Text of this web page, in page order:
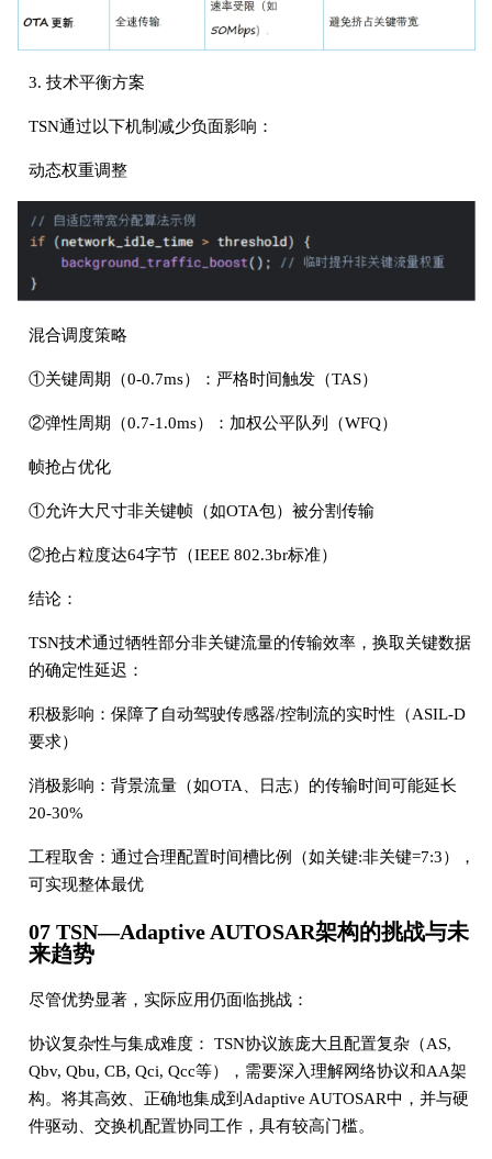
3. 技术平衡方案
TSN通过以下机制减少负面影响：
动态权重调整
混合调度策略
①关键周期（0-0.7ms）：严格时间触发（TAS）
②弹性周期（0.7-1.0ms）：加权公平队列（WFQ）
帧抢占优化
①允许大尺寸非关键帧（如OTA包）被分割传输
②抢占粒度达64字节（IEEE 802.3br标准）
结论：
TSN技术通过牺牲部分非关键流量的传输效率，换取关键数据
的确定性延迟：
积极影响：保障了自动驾驶传感器/控制流的实时性（ASIL-D
要求）
消极影响：背景流量（如OTA、日志）的传输时间可能延长
20-30%
工程取舍：通过合理配置时间槽比例（如关键:非关键=7:3），
可实现整体最优
07 TSN—Adaptive AUTOSAR架构的挑战与未
来趋势
尽管优势显著，实际应用仍面临挑战：
协议复杂性与集成难度： TSN协议族庞大且配置复杂（AS,
Qbv, Qbu, CB, Qci, Qcc等），需要深入理解网络协议和AA架
构。将其高效、正确地集成到Adaptive AUTOSAR中，并与硬
件驱动、交换机配置协同工作，具有较高门槛。